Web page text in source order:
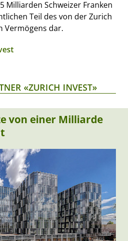
Milliarden Schweizer Franken
Teil des von der Zurich
Vermögens dar.
«ZURICH INVEST»
von einer Milliarde